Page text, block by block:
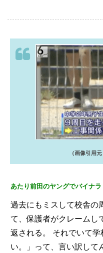
（画像引用
あたり前田のヤングでバイナラ
過去にもミスして校舎の
て、保護者がクレームし
返される。
それでいて
い。」って、言い訳して